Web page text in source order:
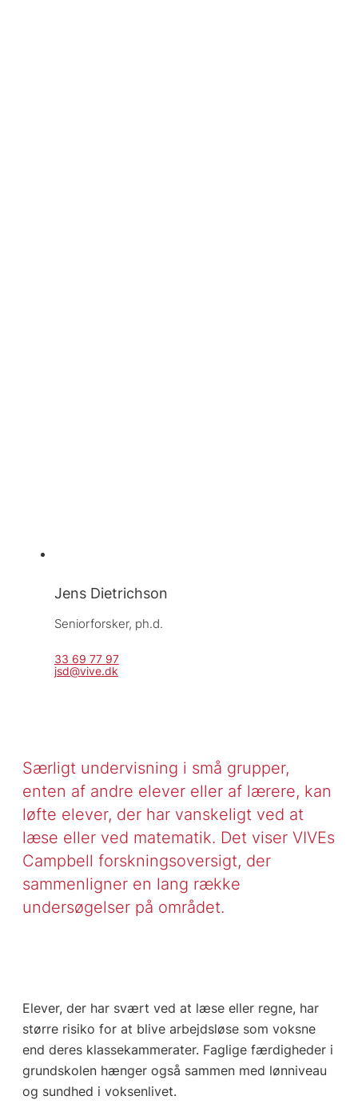
Jens Dietrichson
Seniorforsker, ph.d.
33 69 77 97
jsd@vive.dk
Særligt undervisning i små grupper,
enten af andre elever eller af lærere, kan
løfte elever, der har vanskeligt ved at
læse eller ved matematik. Det viser VIVEs
Campbell forskningsoversigt, der
sammenligner en lang række
undersøgelser på området.
Elever, der har svært ved at læse eller regne, har
større risiko for at blive arbejdsløse som voksne
end deres klassekammerater. Faglige færdigheder i
grundskolen hænger også sammen med lønniveau
og sundhed i voksenlivet.